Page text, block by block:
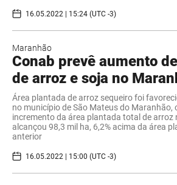
16.05.2022 | 15:24 (UTC -3)
Maranhão
Conab prevê aumento
de arroz e soja no
Área plantada de arroz sequeiro foi
no município de São Mateus do Maranhão,
incremento da área plantada total de arroz
alcançou 98,3 mil ha, 6,2% acima da área
anterior
16.05.2022 | 15:00 (UTC -3)